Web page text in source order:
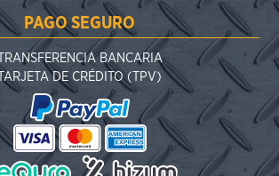
PAGO SEGURO
BANCARIA
DE CRÉDITO (TPV)